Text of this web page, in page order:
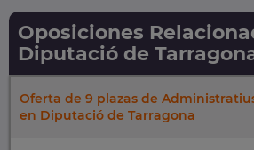
Oposiciones
Diputació de
Oferta de 9 plazas de
en Diputació de Tarragona